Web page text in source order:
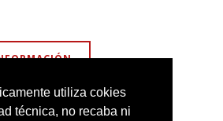
utiliza cokies
técnica, no recaba ni